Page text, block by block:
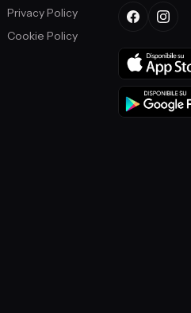
Privacy Policy
Cookie Policy